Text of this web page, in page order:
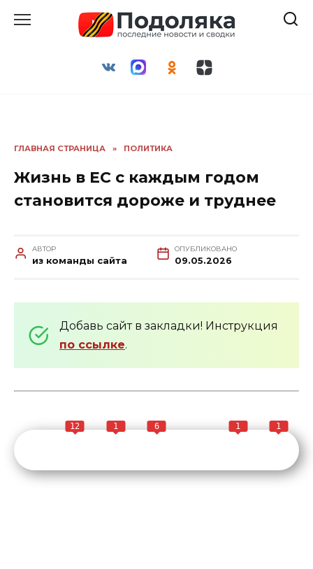
ГЛАВНАЯ СТРАНИЦА » ПОЛИТИКА
Жизнь в ЕС с каждым годом
становится дороже и труднее
АВТОР
из команды сайта
ОПУБЛИКОВАНО
09.05.2026
Добавь сайт в закладки! Инструкция
по ссылке.
12 1 6 1 1